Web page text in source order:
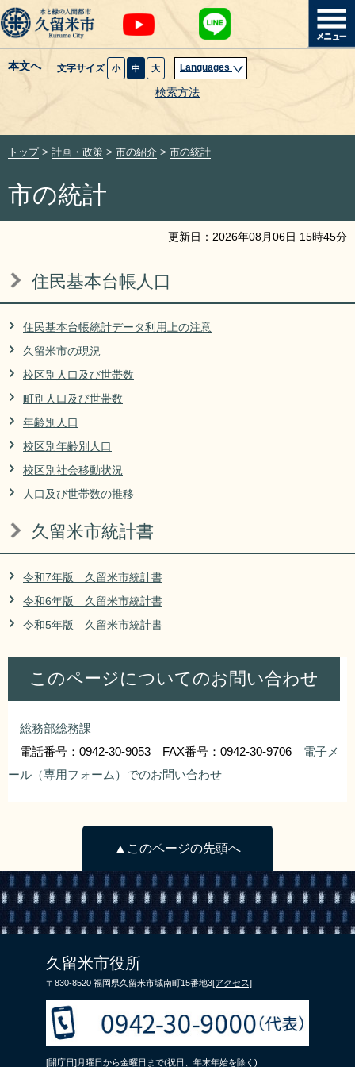
本文へ 文字サイズ 小 中 大 Languages
検索方法
暮らし・届出
健康・医療・福祉
観光魅力・イベント
計画・政策
リンク集
RSS
サイトについて
トップ> 計画・政策 > 市の紹介 > 市の統計
市の統計
更新日： 2026年08月06日 15時45分
住民基本台帳人口
住民基本台帳統計データ利用上の注意
久留米市の現況
校区別人口及び世帯数
町別人口及び世帯数
年齢別人口
校区別年齢別人口
校区別社会移動状況
人口及び世帯数の推移
久留米市統計書
令和7年版 久留米市統計書
令和6年版 久留米市統計書
令和5年版 久留米市統計書
このページについてのお問い合わせ
総務部総務課
電話番号：0942-30-9053 FAX番号：0942-30-9706 電子メ
ール（専用フォーム）でのお問い合わせ
▲このページの先頭へ
久留米市役所
〒830-8520 福岡県久留米市城南町15番地3[アクセス]
[開庁日]月曜日から金曜日まで(祝日、年末年始を除く)